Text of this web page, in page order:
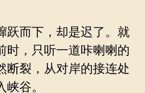
而下，却是迟了。就
时，只听一道咔喇喇的
断裂，从对岸的接连处
谷。